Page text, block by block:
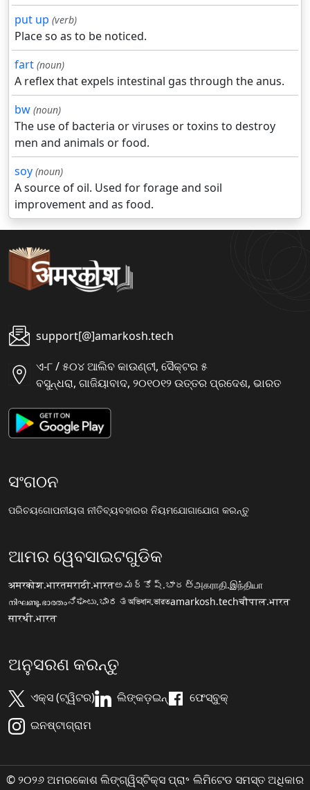
put up (verb)
Place so as to be noticed.
fart (noun)
A reflex that expels intestinal gas through the anus.
bw (noun)
The use of bacteria or viruses or toxins to destroy
men and animals or food.
soy (noun)
A source of oil. Used for forage and soil
improvement and as food.
support[@]amarkosh.tech
ଏ-୮ / ୫୦୪ ଆଲିବ କାଉଣ୍ଟୀ, ସୈକ୍ଟର ୫
ବସୁନ୍ଧରା, ଗାଜିୟାବାଦ, ୨୦୧୦୧୨ ଉତ୍ତର ପ୍ରଦେଶ, ଭାରତ
ସଂଗଠନ
ପରିଚୟଗୋପନୀୟତା ନୀତିବ୍ୟବହାରର ନିୟମଯୋଗାଯୋଗ କରନ୍ତୁ
ଆମର ୱେବସାଇଟଗୁଡିକ
अमरकोश.भारतमराठी.भारतఅమర్కోష్.భారత్அகராதி.இந்தியா
നിഘണ്ടു.ഭാരതംನಿಘಂಟು.ಭಾರತঅভিধান.ভারতamarkosh.techचौपाल.भारत
सारथी.भारत
ଅନୁସରଣ କରନ୍ତୁ
ଏକ୍ସ (ଟ୍ୱିଟର) ଲିଙ୍କଡ଼ଇନ୍
ଫେସ୍ବୁକ୍
ଇନଷ୍ଟାଗ୍ରାମ
© ୨୦୨୬ ଅମରକୋଶ ଲିଙ୍ଗ୍ୱିସ୍ଟିକ୍ସ ପ୍ରା॰ ଲିମିଟେଡ ସମସ୍ତ ଅଧିକାର